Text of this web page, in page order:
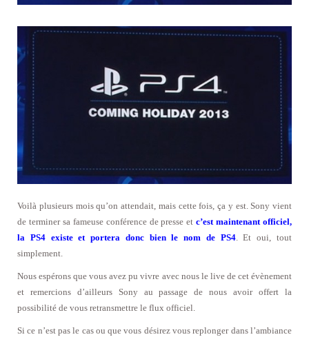
Voilà plusieurs mois qu’on attendait, mais cette fois, ça y est. Sony vient
de terminer sa fameuse conférence de presse etc’est maintenant officiel,
la PS4 existe et portera donc bien le nom de PS4. Et oui, tout
simplement.
Nous espérons que vous avez pu vivre avec nous le live de cet évènement
et remercions d’ailleurs Sony au passage de nous avoir offert la
possibilité de vous retransmettre le flux officiel.
Si ce n’est pas le cas ou que vous désirez vous replonger dans l’ambiance